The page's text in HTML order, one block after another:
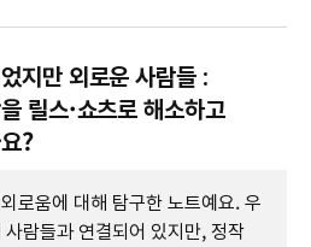
지만 외로운 사람들 :
릴스·쇼츠로 해소하고
?
로움에 대해 탐구한 노트예요. 우
람들과 연결되어 있지만, 정작